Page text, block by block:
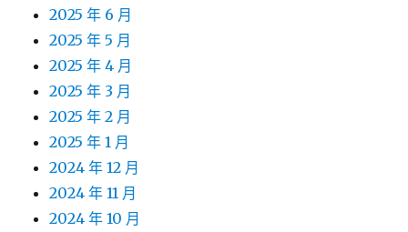
2025 年 6 月
2025 年 5 月
2025 年 4 月
2025 年 3 月
2025 年 2 月
2025 年 1 月
2024 年 12 月
2024 年 11 月
2024 年 10 月